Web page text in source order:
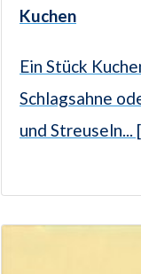
Kuchen
Ein Stück
Schlagsahne
und Streuseln...